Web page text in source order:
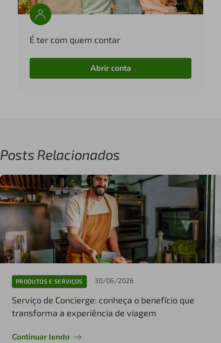
É ter com quem contar
Abrir conta
Posts Relacionados
PRODUTOS E SERVIÇOS 30/06/2026
Serviço de Concierge: conheça o benefício que
transforma a experiência de viagem
Continuar lendo